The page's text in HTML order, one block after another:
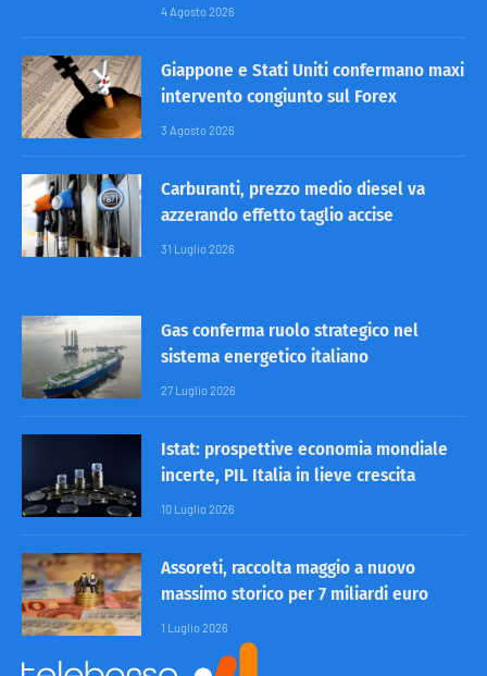
4 Agosto 2026
Giappone e Stati Uniti confermano maxi
intervento congiunto sul Forex
3 Agosto 2026
Carburanti, prezzo medio diesel va
azzerando effetto taglio accise
31 Luglio 2026
Gas conferma ruolo strategico nel
sistema energetico italiano
27 Luglio 2026
Istat: prospettive economia mondiale
incerte, PIL Italia in lieve crescita
10 Luglio 2026
Assoreti, raccolta maggio a nuovo
massimo storico per 7 miliardi euro
1 Luglio 2026